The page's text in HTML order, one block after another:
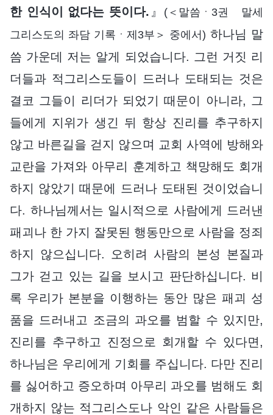
한 인식이 없다는 뜻이다. 』
(＜말씀ㆍ3권 말세
그리스도의 좌담 기록ㆍ제3부＞ 중에서) 하나님 말
씀 가운데 저는 알게 되었습니다. 그런 거짓 리
더들과 적그리스도들이 드러나 도태되는 것은
결코 그들이 리더가 되었기 때문이 아니라, 그
들에게 지위가 생긴 뒤 항상 진리를 추구하지
않고 바른길을 걷지 않으며 교회 사역에 방해와
교란을 가져와 아무리 훈계하고 책망해도 회개
하지 않았기 때문에 드러나 도태된 것이었습니
다. 하나님께서는 일시적으로 사람에게 드러낸
패괴나 한 가지 잘못된 행동만으로 사람을 정죄
하지 않으십니다. 오히려 사람의 본성 본질과
그가 걷고 있는 길을 보시고 판단하십니다. 비
록 우리가 본분을 이행하는 동안 많은 패괴 성
품을 드러내고 조금의 과오를 범할 수 있지만,
진리를 추구하고 진정으로 회개할 수 있다면,
하나님은 우리에게 기회를 주십니다. 다만 진리
를 싫어하고 증오하며 아무리 과오를 범해도 회
개하지 않는 적그리스도나 악인 같은 사람들은